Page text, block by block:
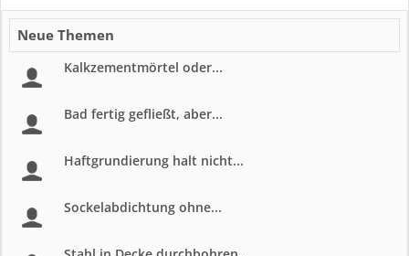
Neue Themen
Kalkzementmörtel oder...
Bad fertig gefließt, aber...
Haftgrundierung halt nicht...
Sockelabdichtung ohne...